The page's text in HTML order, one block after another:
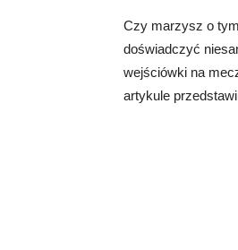
Czy marzysz o
doświadczyć
wejściówki na
artykule